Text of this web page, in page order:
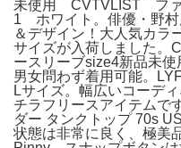
未使用 CVTVLIST ファ
1 ホワイト。俳優・野村
＆デザイン！大人気カラ
サイズが入荷しました。
ースリーブsize4新品未使
男女問わず着用可能。
Lサイズ。幅広いコーデ
チラフリースアイテムで
ダー タンクトップ 70s
状態は非常に良く、極美